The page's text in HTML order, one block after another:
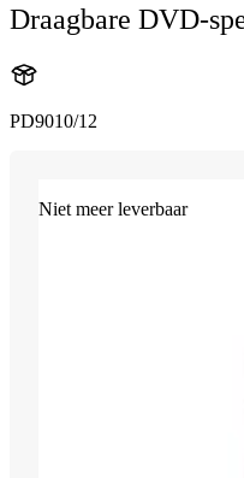
Draagbare DVD-
PD9010/12
Niet meer leverbaar